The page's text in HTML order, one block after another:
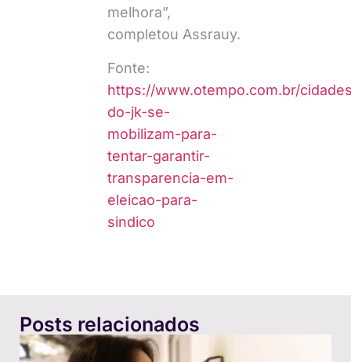
melhora”,
completou Assrauy.
Fonte:
https://www.otempo.com.br/
do-jk-se-
mobilizam-para-
tentar-garantir-
transparencia-em-
eleicao-para-
sindico
Posts relacionados